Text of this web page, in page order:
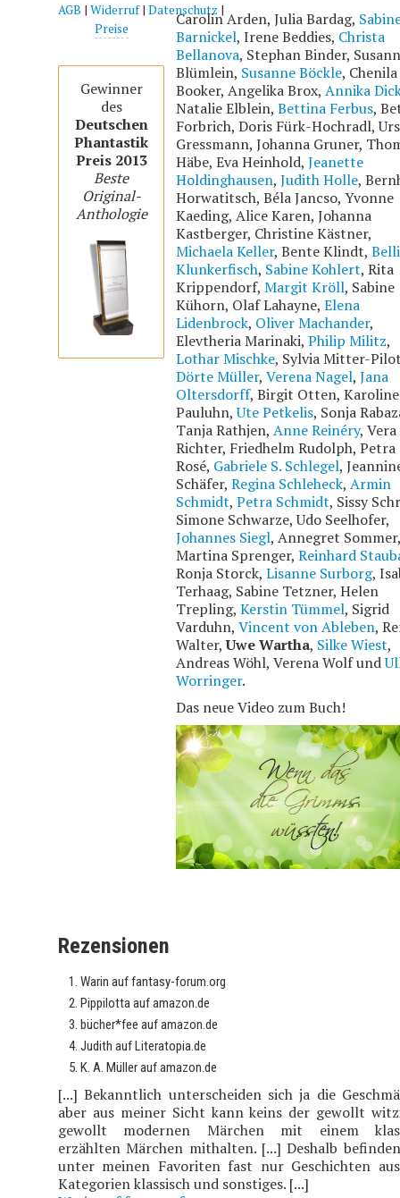
AGB | Widerruf| Datenschutz |
Preise
Gewinner
des
Deutschen
Phantastik
Preis 2013
Beste
Original-
Anthologie
Carolin Arden, Julia Bardag,
Barnickel, Irene Beddies, Christa
Bellanova, Stephan Binder,
Blümlein, Susanne Böckle, Chenila
Booker, Angelika Brox, Annika
Natalie Elblein, Bettina Ferbus,
Forbrich, Doris Fürk-Hochradl,
Gressmann, Johanna Gruner,
Häbe, Eva Heinhold, Jeanette
Holdinghausen, Judith Holle,
Horwatitsch, Béla Jancso, Yvonne
Kaeding, Alice Karen, Johanna
Kastberger, Christine Kästner,
Michaela Keller, Bente Klindt,
Klunkerfisch, Sabine Kohlert, Rita
Krippendorf, Margit Kröll, Sabine
Kühorn, Olaf Lahayne, Elena
Lidenbrock, Oliver Machander,
Elevtheria Marinaki, Philip Militz,
Lothar Mischke, Sylvia Mitter-
Dörte Müller, Verena Nagel, Jana
Oltersdorff, Birgit Otten, Karoline
Pauluhn,Ute Petkelis, Sonja
Tanja Rathjen, Anne Reinéry, Vera
Richter, Friedhelm Rudolph, Petra
Rosé, Gabriele S. Schlegel,
Schäfer, Regina Schleheck, Armin
Schmidt, Petra Schmidt, Sissy
Simone Schwarze, Udo Seelhofer,
Johannes Siegl, Annegret Sommer,
Martina Sprenger, Reinhard
Ronja Storck, Lisanne Surborg,
Terhaag, Sabine Tetzner, Helen
Trepling, Kerstin Tümmel, Sigrid
Varduhn, Vincent von Ableben,
Walter,Uwe Wartha, Silke Wiest,
Andreas Wöhl, Verena Wolf und
Worringer.
Das neue Video zum Buch!
Rezensionen
Warin auf fantasy-forum.org
Pippilotta auf amazon.de
bücher*fee auf amazon.de
Judith auf Literatopia.de
K. A. Müller auf amazon.de
[...] Bekanntlich unterscheiden sich ja die
aber aus meiner Sicht kann keins der gewollt
gewollt modernen Märchen mit einem
erzählten Märchen mithalten. [...] Deshalb
unter meinen Favoriten fast nur Geschichten
Kategorien klassisch und sonstiges. [...]